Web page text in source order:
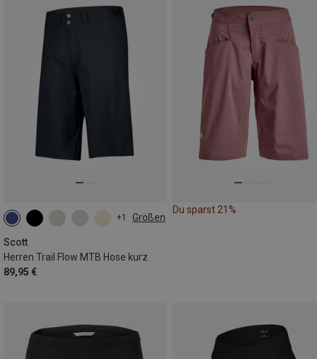
+1 Größen
Scott
Herren Trail Flow MTB Hose kurz
89,95 €
S M L XL XXL
Du sparst 21%